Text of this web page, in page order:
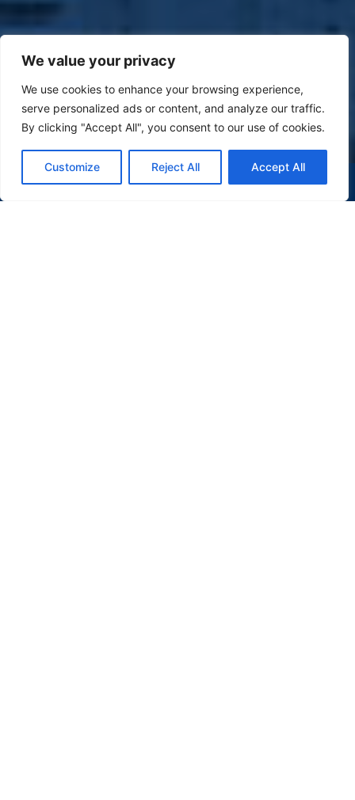
We value your privacy
We use cookies to enhance your browsing experience,
serve personalized ads or content, and analyze our traffic.
By clicking "Accept All", you consent to our use of cookies.
Customize Reject All Accept All
(47) 9 9977-7630